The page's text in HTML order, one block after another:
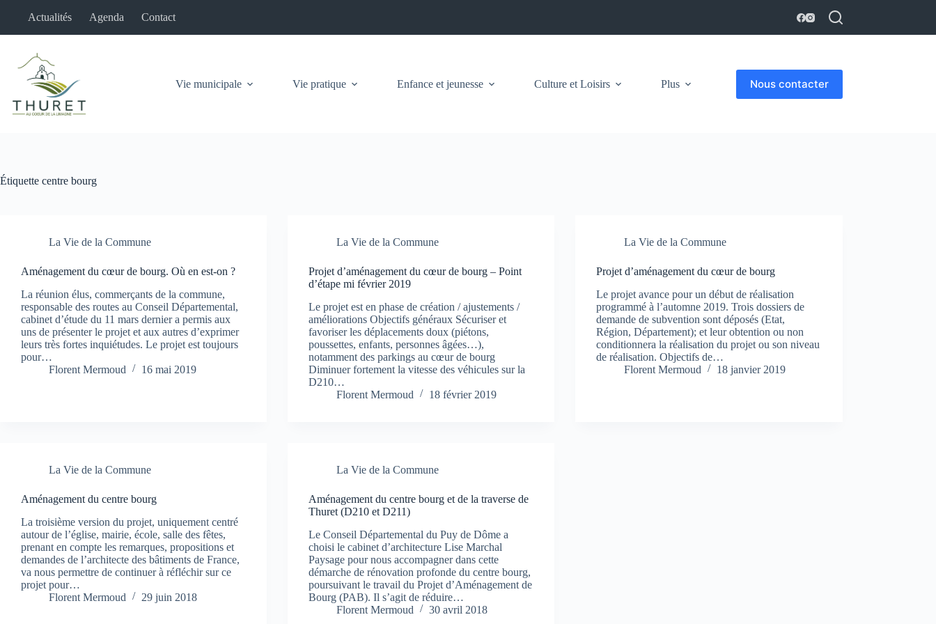
Actualités Agenda Contact
Vie municipale Vie pratique Enfance et jeunesse Culture et Loisirs Plus Nous contacter
Étiquette centre bourg
La Vie de la Commune
Aménagement du cœur de bourg. Où en est-on ?
La réunion élus, commerçants de la commune,
responsable des routes au Conseil Départemental,
cabinet d’étude du 11 mars dernier a permis aux
uns de présenter le projet et aux autres d’exprimer
leurs très fortes inquiétudes. Le projet est toujours
pour…
Florent Mermoud
16 mai 2019
La Vie de la Commune
Projet d’aménagement du cœur de bourg – Point
d’étape mi février 2019
Le projet est en phase de création / ajustements /
améliorations Objectifs généraux Sécuriser et
favoriser les déplacements doux (piétons,
poussettes, enfants, personnes âgées…),
notamment des parkings au cœur de bourg
Diminuer fortement la vitesse des véhicules sur la
D210…
Florent Mermoud
18 février 2019
La Vie de la Commune
Projet d’aménagement du cœur de bourg
Le projet avance pour un début de réalisation
programmé à l’automne 2019. Trois dossiers de
demande de subvention sont déposés (Etat,
Région, Département); et leur obtention ou non
conditionnera la réalisation du projet ou son niveau
de réalisation. Objectifs de…
Florent Mermoud
18 janvier 2019
La Vie de la Commune
Aménagement du centre bourg
La troisième version du projet, uniquement centré
autour de l’église, mairie, école, salle des fêtes,
prenant en compte les remarques, propositions et
demandes de l’architecte des bâtiments de France,
va nous permettre de continuer à réfléchir sur ce
projet pour…
Florent Mermoud
29 juin 2018
La Vie de la Commune
Aménagement du centre bourg et de la traverse de
Thuret (D210 et D211)
Le Conseil Départemental du Puy de Dôme a
choisi le cabinet d’architecture Lise Marchal
Paysage pour nous accompagner dans cette
démarche de rénovation profonde du centre bourg,
poursuivant le travail du Projet d’Aménagement de
Bourg (PAB). Il s’agit de réduire…
Florent Mermoud
30 avril 2018